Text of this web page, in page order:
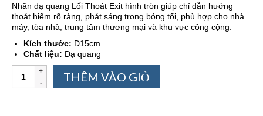
Nhãn dạ quang Lối Thoát Exit hình tròn giúp chỉ dẫn hướng
thoát hiểm rõ ràng, phát sáng trong bóng tối, phù hợp cho nhà
máy, tòa nhà, trung tâm thương mại và khu vực công cộng.
Kích thước: D15cm
Chất liệu: Dạ quang
THÊM VÀO GIỎ